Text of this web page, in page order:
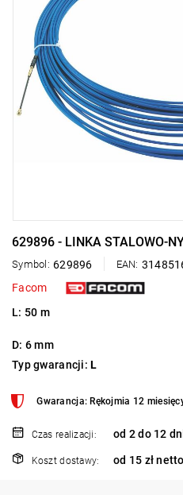
629896 - LINKA STALOWO-
Symbol: 629896 EAN:
Facom
L: 50 m
D: 6 mm
Typ gwarancji:L
Gwarancja: Rękojmia 12
Czas realizacji: od 2 do 12
Koszt dostawy: od 15 zł netto